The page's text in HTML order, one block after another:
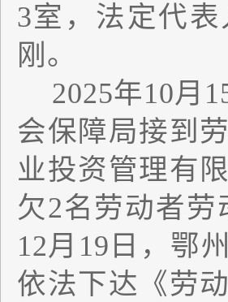
3室，法定代
刚。
2025年10月
会保障局接到
业投资管理有
欠2名劳动者劳
12月 19 日，鄂
依法下达《劳